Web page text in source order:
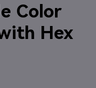
Color
Hex